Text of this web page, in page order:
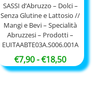
SASSI d’Abruzzo – Dolci –
Senza Glutine e Lattosio //
Mangi e Bevi – Specialità
Abruzzesi – Prodotti –
EUITAABTE03A.S006.001A
€7,90-€18,50Fascia
di